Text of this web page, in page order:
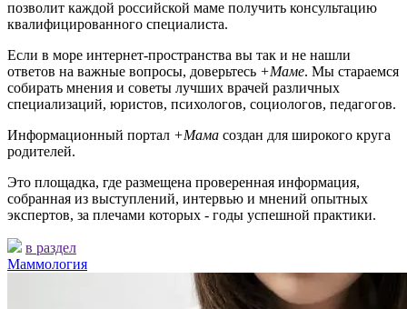
позволит каждой российской маме получить консультацию
квалифицированного специалиста.
Если в море интернет-пространства вы так и не нашли
ответов на важные вопросы, доверьтесь +Маме. Мы стараемся
собирать мнения и советы лучших врачей различных
специализаций, юристов, психологов, социологов, педагогов.
Информационный портал +Мама создан для широкого круга
родителей.
Это площадка, где размещена проверенная информация,
собранная из выступлений, интервью и мнений опытных
экспертов, за плечами которых - годы успешной практики.
в раздел
Маммология